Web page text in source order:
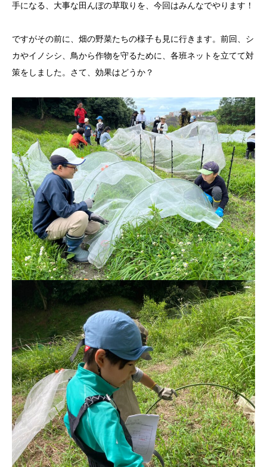
手になる、大事な田んぼの草取りを、今回はみんなでやります！
ですがその前に、畑の野菜たちの様子も見に行きます。前回、シ
カやイノシシ、鳥から作物を守るために、各班ネットを立てて対
策をしました。さて、効果はどうか？